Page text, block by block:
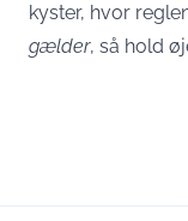
kyster, hvor
gælder, så hold